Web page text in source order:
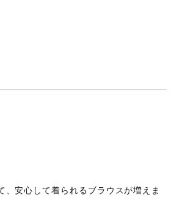
安心して着られるブラウスが増えま